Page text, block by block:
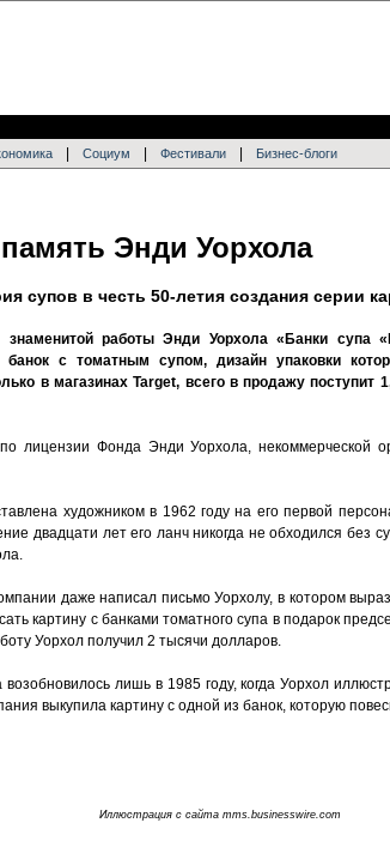
Социум Фестивали Бизнес-блоги
Энди Уорхола
супов в честь 50-летия создания серии
работы Энди Уорхола «Банки супа
с томатным супом, дизайн упаковки
в магазинах Target, всего в продажу поступит
лицензии Фонда Энди Уорхола, некоммерческой
художником в 1962 году на его первой
двадцати лет его ланч никогда не обходился без
даже написал письмо Уорхолу, в котором
картину с банками томатного супа в подарок
Уорхол получил 2 тысячи долларов.
лишь в 1985 году, когда Уорхол
выкупила картину с одной из банок, которую
Иллюстрация с сайта mms.businesswire.com